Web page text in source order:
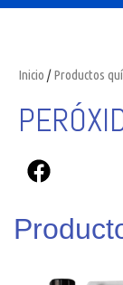
Inicio /Productos